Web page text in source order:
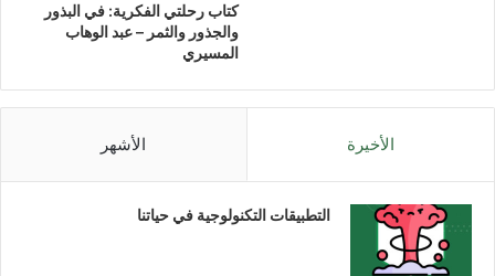
كتاب رحلتي الفكرية: في البذور
والجذور والثمر – عبد الوهاب
المسيري
الأخيرة الأشهر
التطبيقات التكنولوجية في حياتنا